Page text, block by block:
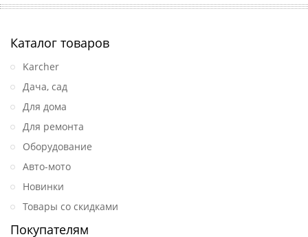
Каталог товаров
Karcher
Дача, сад
Для дома
Для ремонта
Оборудование
Авто-мото
Новинки
Товары со скидками
Покупателям